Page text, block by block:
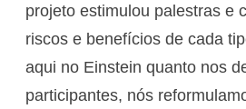
projeto estimulou palestras e
riscos e benefícios de cada
aqui no Einstein quanto nos
participantes, nós